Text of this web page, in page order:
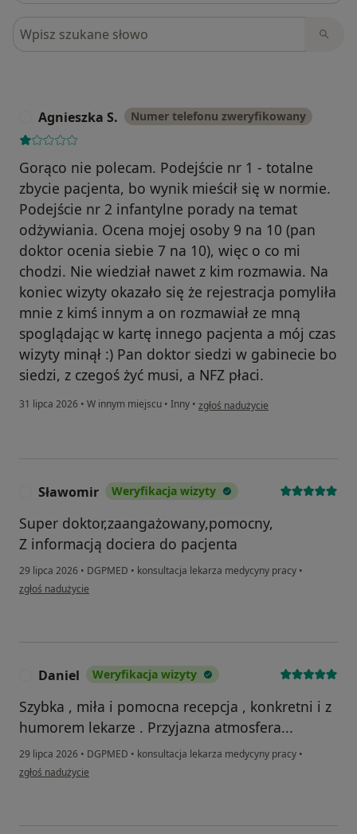
Szukaj w opiniach
Agnieszka S. Numer telefonu zweryfikowany
Gorąco nie polecam. Podejście nr 1 - totalne
zbycie pacjenta, bo wynik mieścił się w normie.
Podejście nr 2 infantylne porady na temat
odżywiania. Ocena mojej osoby 9 na 10 (pan
doktor ocenia siebie 7 na 10), więc o co mi
chodzi. Nie wiedział nawet z kim rozmawia. Na
koniec wizyty okazało się że rejestracja pomyliła
mnie z kimś innym a on rozmawiał ze mną
spoglądając w kartę innego pacjenta a mój czas
wizyty minął :) Pan doktor siedzi w gabinecie bo
siedzi, z czegoś żyć musi, a NFZ płaci.
31 lipca 2026 • W innym miejscu • Inny • w opinii użytkownika Agnieszka S.
zgłoś nadużycie
Sławomir Weryfikacja wizyty
Super doktor,zaangażowany,pomocny,
Z informacją dociera do pacjenta
29 lipca 2026 • DGPMED • konsultacja lekarza medycyny pracy •
w opinii użytkownika Sławomir
zgłoś nadużycie
Daniel Weryfikacja wizyty
Szybka , miła i pomocna recepcja , konkretni i z
humorem lekarze . Przyjazna atmosfera...
29 lipca 2026 • DGPMED • konsultacja lekarza medycyny pracy •
w opinii użytkownika Daniel
zgłoś nadużycie